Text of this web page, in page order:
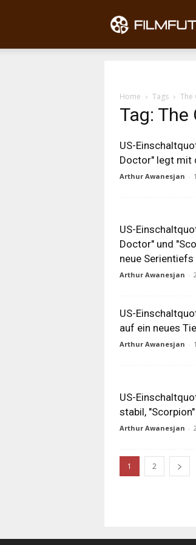
Home Tags The
Tag:
US-
Doctor" legt mit
Arthur Awanesjan -
US-
Doctor" und
neue Serientiefs
Arthur Awanesjan -
US-
auf ein neues
Arthur Awanesjan -
US-
stabil,
Arthur Awanesjan -
1 2